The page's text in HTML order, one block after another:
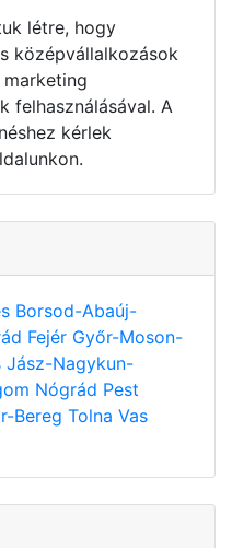
létre, hogy
középvállalkozások
felhasználásával. A
kérlek
Borsod-Abaúj-
Fejér Győr-Moson-
Jász-Nagykun-
Nógrád Pest
Bereg Tolna Vas